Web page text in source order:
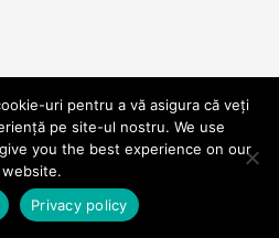
uri pentru a vă asigura că veți
pe site-ul nostru. We use
you the best experience on our
website.
Privacy policy